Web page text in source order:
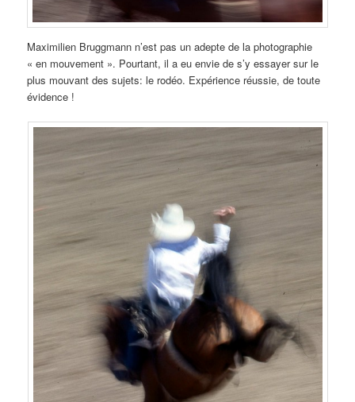
Maximilien Bruggmann n’est pas un adepte de la photographie
« en mouvement ». Pourtant, il a eu envie de s’y essayer sur le
plus mouvant des sujets: le rodéo. Expérience réussie, de toute
évidence !